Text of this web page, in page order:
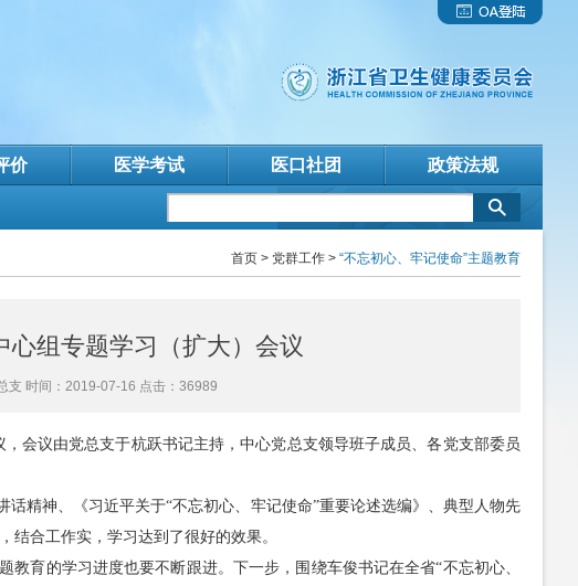
价 医学考试 医口社团 政策法规
首页 > 党群工作 > “不忘初心、牢记使命”主题教育
组专题学习（扩大）会议
支 时间：2019-07-16 点击：36989
议由党总支于杭跃书记主持，中心党总支领导班子成员、各党支部委员
精神、《习近平关于“不忘初心、牢记使命”重要论述选编》、典型人物先
结合工作实，学习达到了很好的效果。
育的学习进度也要不断跟进。下一步，围绕车俊书记在全省“不忘初心、